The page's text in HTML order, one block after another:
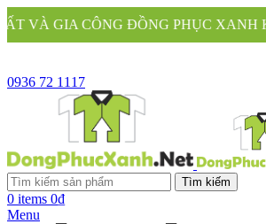
PHỤC XANH KÍNH CHÀO QUÝ
0936 72 1117
Tìm kiếm
0 items 0₫
Menu